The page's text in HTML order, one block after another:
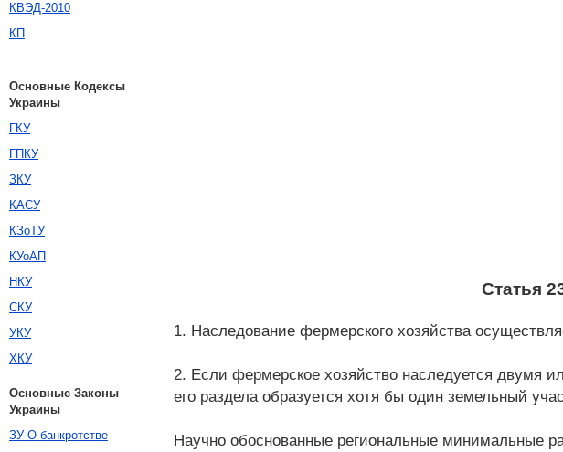
Статья
1. Наследование фермерского хозяйства
2. Если фермерское хозяйство наследуется двумя
его раздела образуется хотя бы один земельный
Научно обоснованные региональные минимальные
КВЭД-2010
КП
Основные Кодексы
Украины
ГКУ
ГПКУ
ЗКУ
КАСУ
КЗоТУ
КУоАП
НКУ
СКУ
УКУ
ХКУ
Основные Законы
Украины
ЗУ О банкротстве